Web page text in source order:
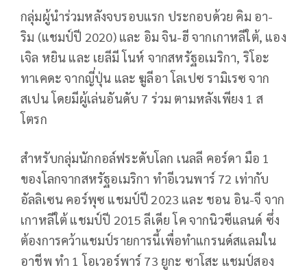
กลุ่มผู้นำร่วมหลังจบรอบแรก ประกอบด้วย คิม อา-
ริม (แชมป์ปี 2020) และ อิม จิน-ฮี จากเกาหลีใต้, แอง
เจิล หยิน และ เยลีมี โนห์ จากสหรัฐอเมริกา, ริโอะ
ทาเคดะ จากญี่ปุ่น และ ฆูลีอา โลเปซ รามิเรซ จาก
สเปน โดยมีผู้เล่นอันดับ 7 ร่วม ตามหลังเพียง 1 ส
โตรก
สำหรับกลุ่มนักกอล์ฟระดับโลก เนลลี คอร์ดา มือ 1
ของโลกจากสหรัฐอเมริกา ทำอีเวนพาร์ 72 เท่ากับ
อัลลิเซน คอร์พุซ แชมป์ปี 2023 และ ชอน อิน-จี จาก
เกาหลีใต้ แชมป์ปี 2015 ลีเดีย โค จากนิวซีแลนด์ ซึ่ง
ต้องการคว้าแชมป์รายการนี้เพื่อทำแกรนด์สแลมใน
อาชีพ ทำ 1 โอเวอร์พาร์ 73 ยูกะ ซาโสะ แชมป์สอง